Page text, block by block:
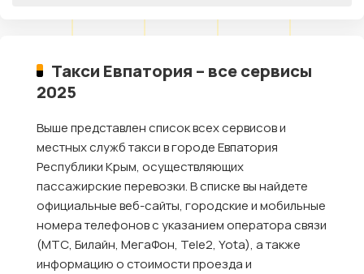
Такси Евпатория – все сервисы
2025
Выше представлен список всех сервисов и
местных служб такси в городе Евпатория
Республики Крым, осуществляющих
пассажирские перевозки. В списке вы найдете
официальные веб-сайты, городские и мобильные
номера телефонов с указанием оператора связи
(МТС, Билайн, МегаФон, Tele2, Yota), а также
информацию о стоимости проезда и